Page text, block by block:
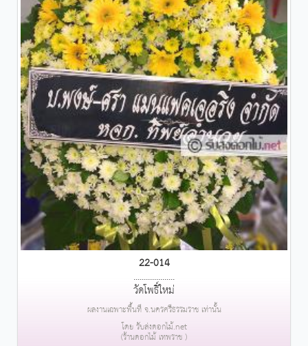
22-014
....................
วัดโพธิ์ใหม่
ผลงานเฉพาะพื้นที่ จ.นครศรีธรรมราช เท่านั้น
โดย รับส่งดอกไม้.net
(ร้านดอกไม้ เทพราช )